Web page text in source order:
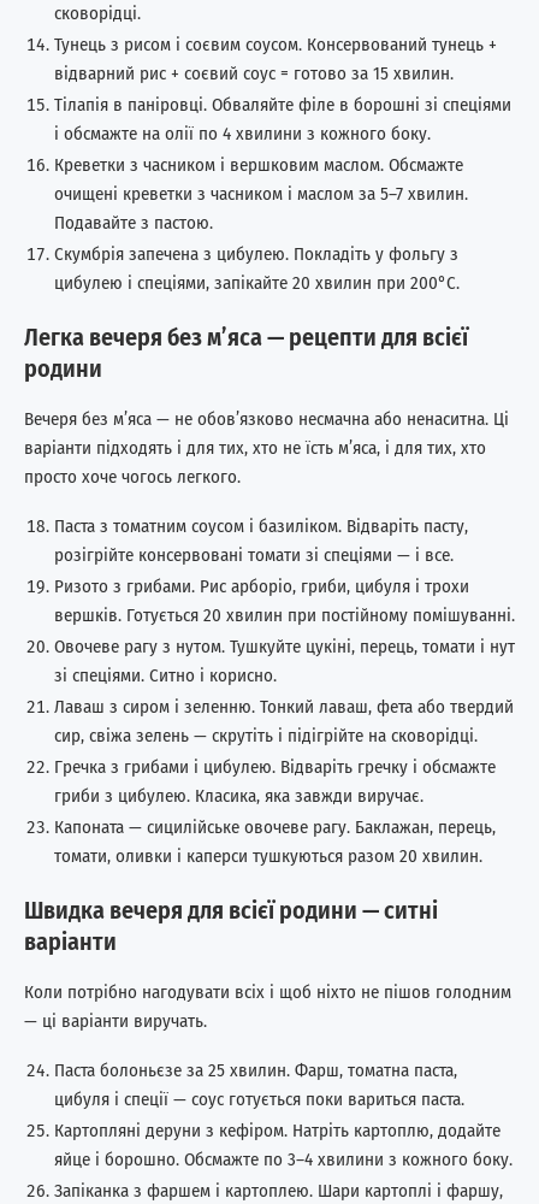
сковорідці.
Тунець з рисом і соєвим соусом. Консервований тунець +
відварний рис + соєвий соус = готово за 15 хвилин.
Тілапія в паніровці. Обваляйте філе в борошні зі спеціями
і обсмажте на олії по 4 хвилини з кожного боку.
Креветки з часником і вершковим маслом. Обсмажте
очищені креветки з часником і маслом за 5–7 хвилин.
Подавайте з пастою.
Скумбрія запечена з цибулею. Покладіть у фольгу з
цибулею і спеціями, запікайте 20 хвилин при 200°C.
Легка вечеря без м’яса — рецепти для всієї
родини
Вечеря без м’яса — не обов’язково несмачна або ненаситна. Ці
варіанти підходять і для тих, хто не їсть м’яса, і для тих, хто
просто хоче чогось легкого.
Паста з томатним соусом і базиліком. Відваріть пасту,
розігрійте консервовані томати зі спеціями — і все.
Ризото з грибами. Рис арборіо, гриби, цибуля і трохи
вершків. Готується 20 хвилин при постійному помішуванні.
Овочеве рагу з нутом. Тушкуйте цукіні, перець, томати і нут
зі спеціями. Ситно і корисно.
Лаваш з сиром і зеленню. Тонкий лаваш, фета або твердий
сир, свіжа зелень — скрутіть і підігрійте на сковорідці.
Гречка з грибами і цибулею. Відваріть гречку і обсмажте
гриби з цибулею. Класика, яка завжди виручає.
Капоната — сицилійське овочеве рагу. Баклажан, перець,
томати, оливки і каперси тушкуються разом 20 хвилин.
Швидка вечеря для всієї родини — ситні
варіанти
Коли потрібно нагодувати всіх і щоб ніхто не пішов голодним
— ці варіанти виручать.
Паста болоньєзе за 25 хвилин. Фарш, томатна паста,
цибуля і спеції — соус готується поки вариться паста.
Картопляні деруни з кефіром. Натріть картоплю, додайте
яйце і борошно. Обсмажте по 3–4 хвилини з кожного боку.
Запіканка з фаршем і картоплею. Шари картоплі і фаршу,